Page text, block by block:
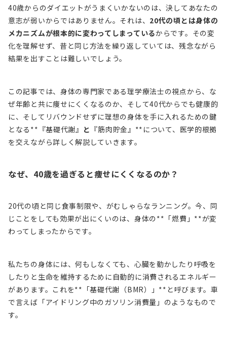
40歳からのダイエットがうまくいかないのは、決してあなたの
意志が弱いからではありません。それは、 20代の頃とは身体の
メカニズムが根本的に変わってしまっているからです。その変
化を理解せず、昔と同じ方法を繰り返していては、残念ながら
結果を出すことは難しいでしょう。
この記事では、身体の専門家である理学療法士の視点から、な
ぜ年齢と共に痩せにくくなるのか、そして40代からでも健康的
に、そしてリバウンドせずに理想の身体を手に入れるための鍵
となる**『基礎代謝』 と 『筋肉貯金』**について、医学的根拠
を交えながら詳しく解説していきます。
なぜ、40歳を過ぎると痩せにくくなるのか？
20代の頃と同じ食事制限や、がむしゃらなランニング。今、同
じことをしても効果が出にくいのは、身体の**「燃費」**が変
わってしまったからです。
私たちの身体には、何もしなくても、心臓を動かしたり呼吸を
したりと生命を維持するために自動的に消費されるエネルギー
があります。これを**「基礎代謝（BMR）」**と呼びます。車
で言えば「アイドリング中のガソリン消費量」のようなもので
す。